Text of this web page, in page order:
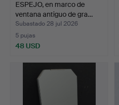
ESPEJO, en marco de
ventana antiguo de gra…
Subastado 28 jul 2026
5 pujas
48 USD